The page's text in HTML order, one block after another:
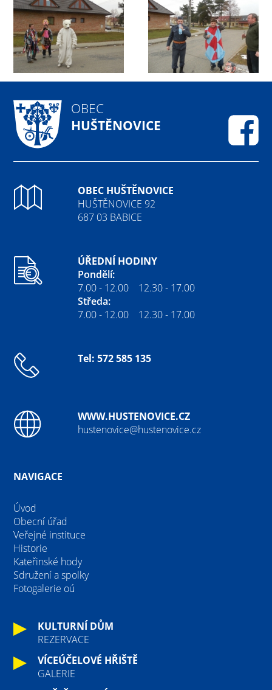
OBEC
HUŠTĚNOVICE
OBEC HUŠTĚNOVICE
HUŠTĚNOVICE 92
687 03 BABICE
ÚŘEDNÍ HODINY
Pondělí:
7.00 - 12.00 12.30 - 17.00
Středa:
7.00 - 12.00 12.30 - 17.00
Tel: 572 585 135
WWW.HUSTENOVICE.CZ
hustenovice@hustenovice.cz
NAVIGACE
Úvod
Obecní úřad
Veřejné instituce
Historie
Kateřinské hody
Sdružení a spolky
Fotogalerie oú
KULTURNÍ DŮM
REZERVACE
VÍCEÚČELOVÉ HŘIŠTĚ
GALERIE